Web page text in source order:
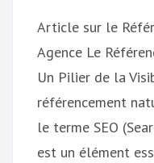
Article sur le
Agence Le
Un Pilier de la
référencement
le terme SEO
est un élément